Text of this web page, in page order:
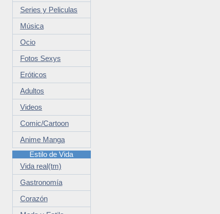
Series y Peliculas
Música
Ocio
Fotos Sexys
Eróticos
Adultos
Videos
Comic/Cartoon
Anime Manga
Estilo de Vida
Vida real(tm)
Gastronomía
Corazón